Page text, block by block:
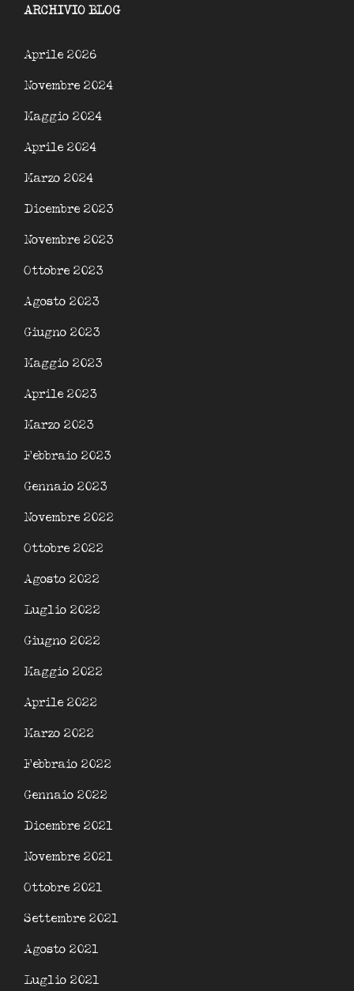
ARCHIVIO BLOG
Aprile 2026
Novembre 2024
Maggio 2024
Aprile 2024
Marzo 2024
Dicembre 2023
Novembre 2023
Ottobre 2023
Agosto 2023
Giugno 2023
Maggio 2023
Aprile 2023
Marzo 2023
Febbraio 2023
Gennaio 2023
Novembre 2022
Ottobre 2022
Agosto 2022
Luglio 2022
Giugno 2022
Maggio 2022
Aprile 2022
Marzo 2022
Febbraio 2022
Gennaio 2022
Dicembre 2021
Novembre 2021
Ottobre 2021
Settembre 2021
Agosto 2021
Luglio 2021